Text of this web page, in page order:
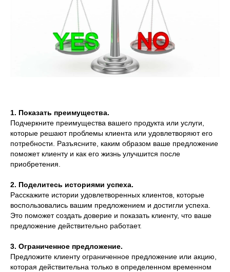
1. Показать преимущества.
Подчеркните преимущества вашего продукта или услуги,
которые решают проблемы клиента или удовлетворяют его
потребности. Разъясните, каким образом ваше предложение
поможет клиенту и как его жизнь улучшится после
приобретения.
2. Поделитесь историями успеха.
Расскажите истории удовлетворенных клиентов, которые
воспользовались вашим предложением и достигли успеха.
Это поможет создать доверие и показать клиенту, что ваше
предложение действительно работает.
3. Ограниченное предложение.
Предложите клиенту ограниченное предложение или акцию,
которая действительна только в определенном временном